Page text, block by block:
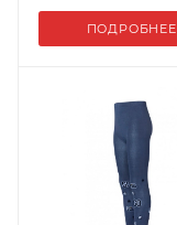
ПОДРОБНЕЕ